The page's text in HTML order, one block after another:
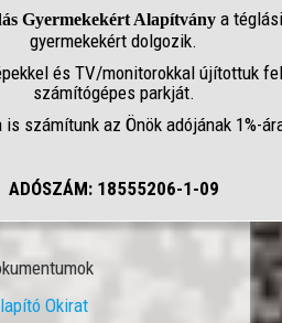
Gyermekekért Alapítványa
gyermekekért dolgozik.
és TV/monitorokkal újítottuk
számítógépes parkját.
is számítunk az Önök adójának 1%-
ADÓSZÁM: 18555206-1-09
Okirat